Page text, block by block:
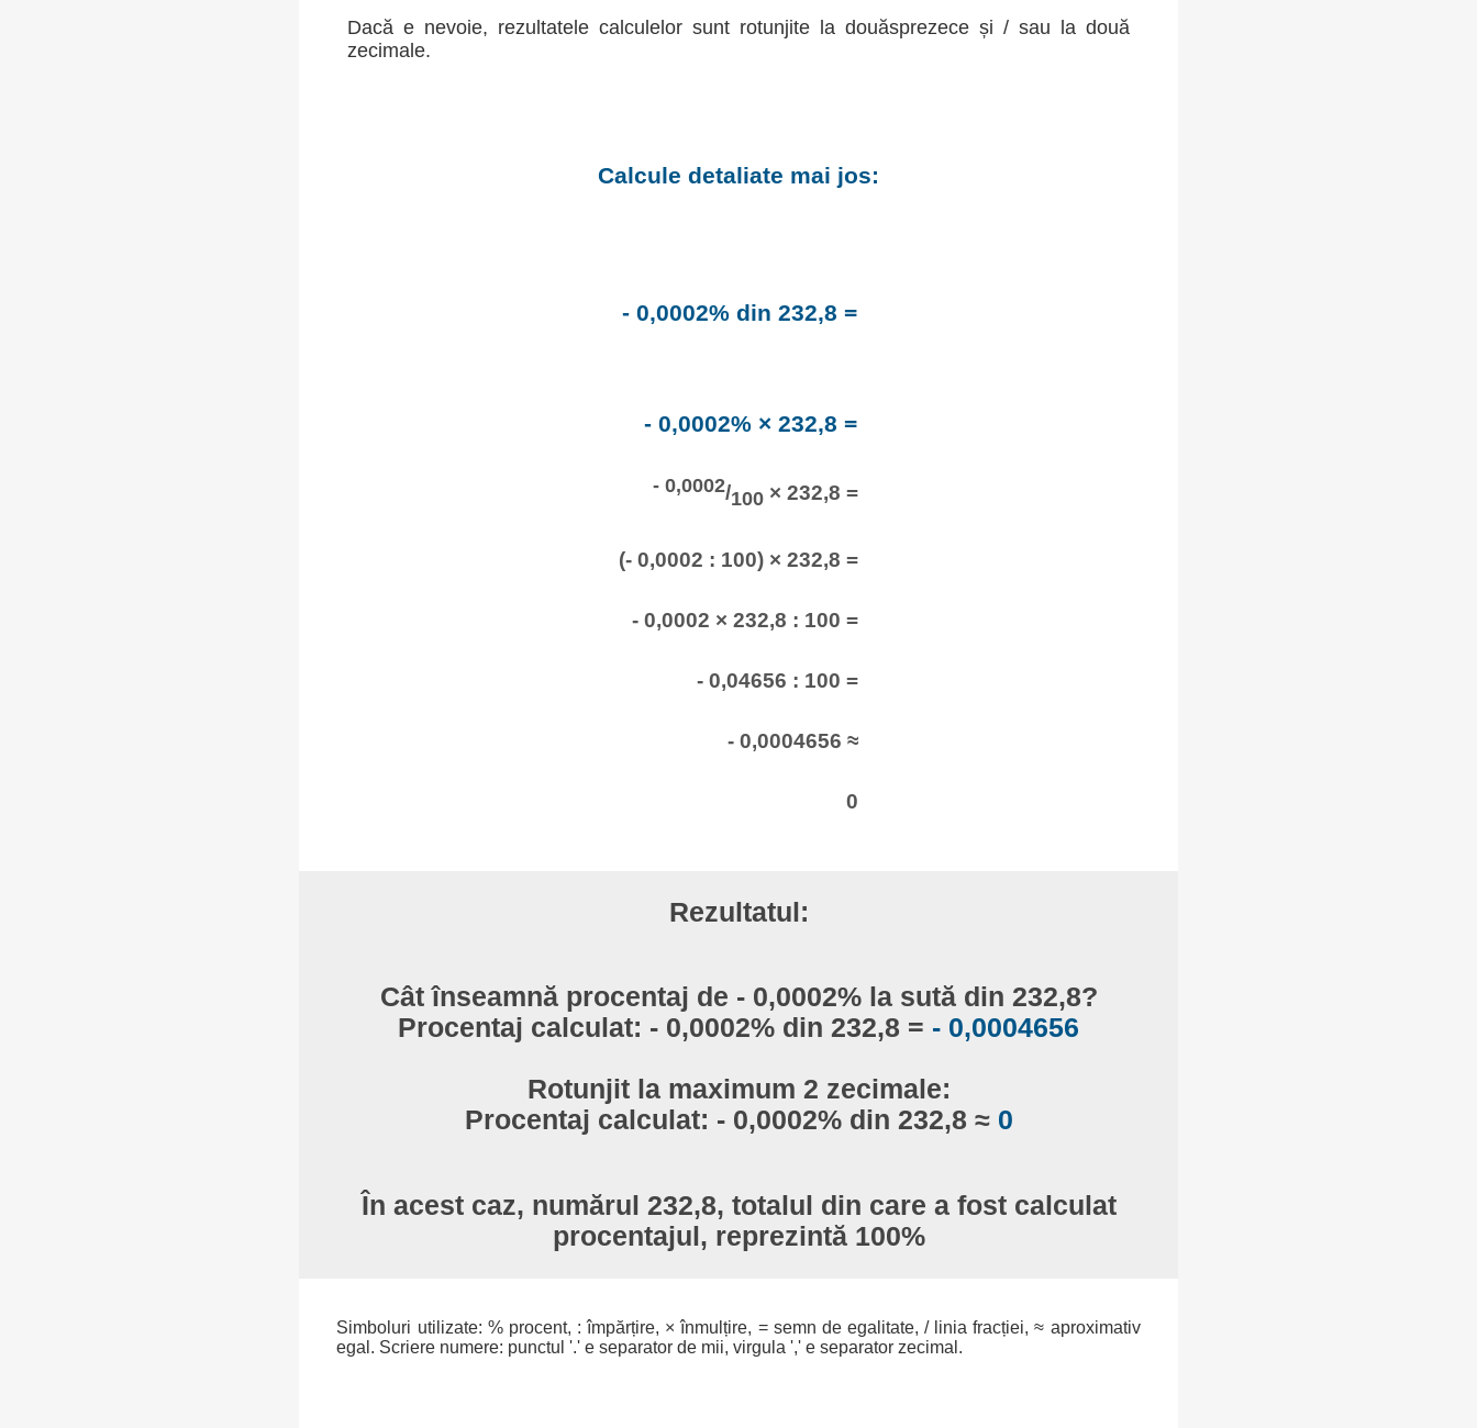
Dacă e nevoie, rezultatele calculelor sunt rotunjite la douăsprezece și / sau la două
zecimale.
Calcule detaliate mai jos:
- 0,0002% din 232,8 =
- 0,0002% × 232,8 =
- 0,0002/100 × 232,8 =
(- 0,0002 : 100) × 232,8 =
- 0,0002 × 232,8 : 100 =
- 0,04656 : 100 =
- 0,0004656 ≈
0
Rezultatul:
Cât înseamnă procentaj de - 0,0002% la sută din 232,8?
Procentaj calculat: - 0,0002% din 232,8 = - 0,0004656
Rotunjit la maximum 2 zecimale:
Procentaj calculat: - 0,0002% din 232,8 ≈ 0
În acest caz, numărul 232,8, totalul din care a fost calculat
procentajul, reprezintă 100%
Simboluri utilizate: % procent, : împărțire, × înmulțire, = semn de egalitate, / linia fracției, ≈ aproximativ
egal. Scriere numere: punctul '.' e separator de mii, virgula ',' e separator zecimal.